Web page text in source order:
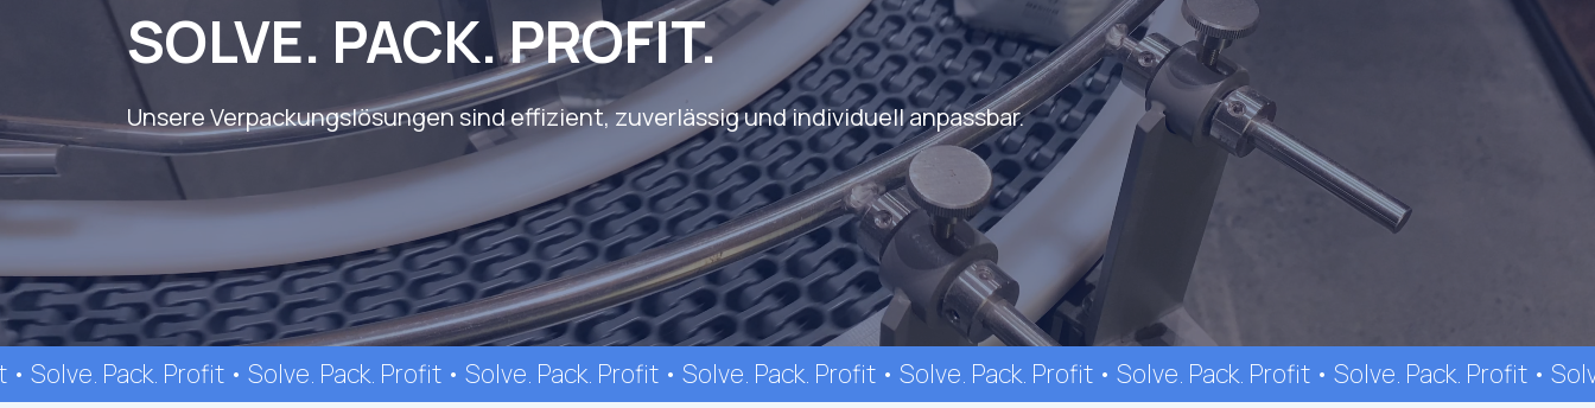
SOLVE. PACK. PROFIT.
Unsere Verpackungslösungen sind effizient, zuverlässig und individuell anpassbar.
• Solve. Pack. Profit • Solve. Pack. Profit • Solve. Pack. Profit • Solve. Pack. Profit • Solve. Pack. Profit • Solve. Pack. Profit • Solve. Pack. Profit •